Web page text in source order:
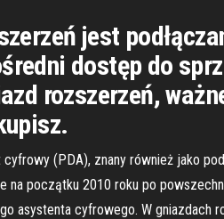
jest
dostęp do
rozszerzeń,
(PDA), znany również jako
na początku 2010 roku po
asystenta cyfrowego. W gniazdach